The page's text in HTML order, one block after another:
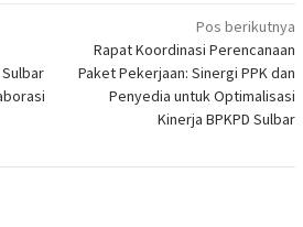
Pos berikutnya
Rapat Koordinasi Perencanaan
Paket Pekerjaan: Sinergi PPK dan
Penyedia untuk Optimalisasi
Kinerja BPKPD Sulbar